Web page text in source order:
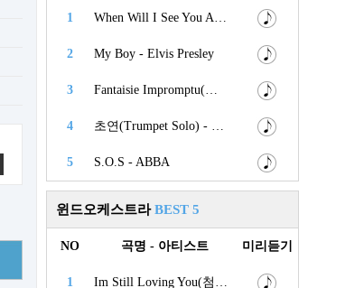
1 When Will I See You Again - The Three Degrees
2 My Boy - Elvis Presley
3 Fantaisie Impromptu(즉흥환상곡) - Chopin
4 초연(Trumpet Solo) - 김연숙
5 S.O.S - ABBA
윈드오케스트라BEST 5
NO 곡명 - 아티스트 미리듣기
1 Im Still Loving You(첨밀밀) - 등려군